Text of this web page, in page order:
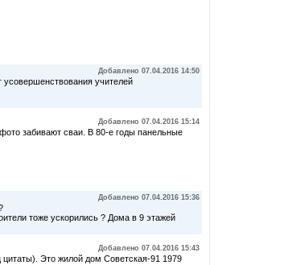
Добавлено 07.04.2016 14:50
учителей
Добавлено 07.04.2016 15:14
забивают сваи. В 80-е годы панельные
Добавлено 07.04.2016 15:36
тоже ускорились ? Дома в 9 этажей
Добавлено 07.04.2016 15:43
цитаты). Это жилой дом Советская-91 1979